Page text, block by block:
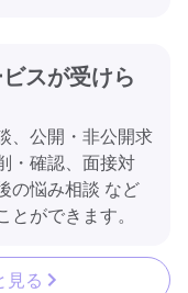
スが受けら
、公開・非公開求
・確認、面接対
の悩み相談 など
ができます。
見る